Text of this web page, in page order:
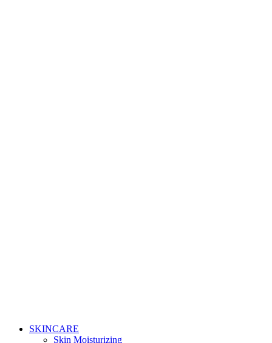
SKINCARE
Skin Moisturizing